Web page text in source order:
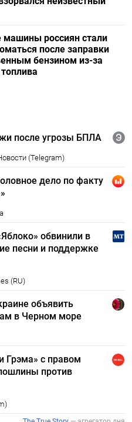
машины россиян стали
после заправки
бензином из-за